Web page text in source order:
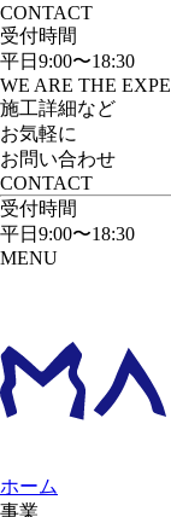
CONTACT
受付時間
平日9:00〜18:30
WE ARE THE
施工詳細など
お気軽に
お問い合わせ
CONTACT
受付時間
平日9:00〜18:30
MENU
ホーム
事業